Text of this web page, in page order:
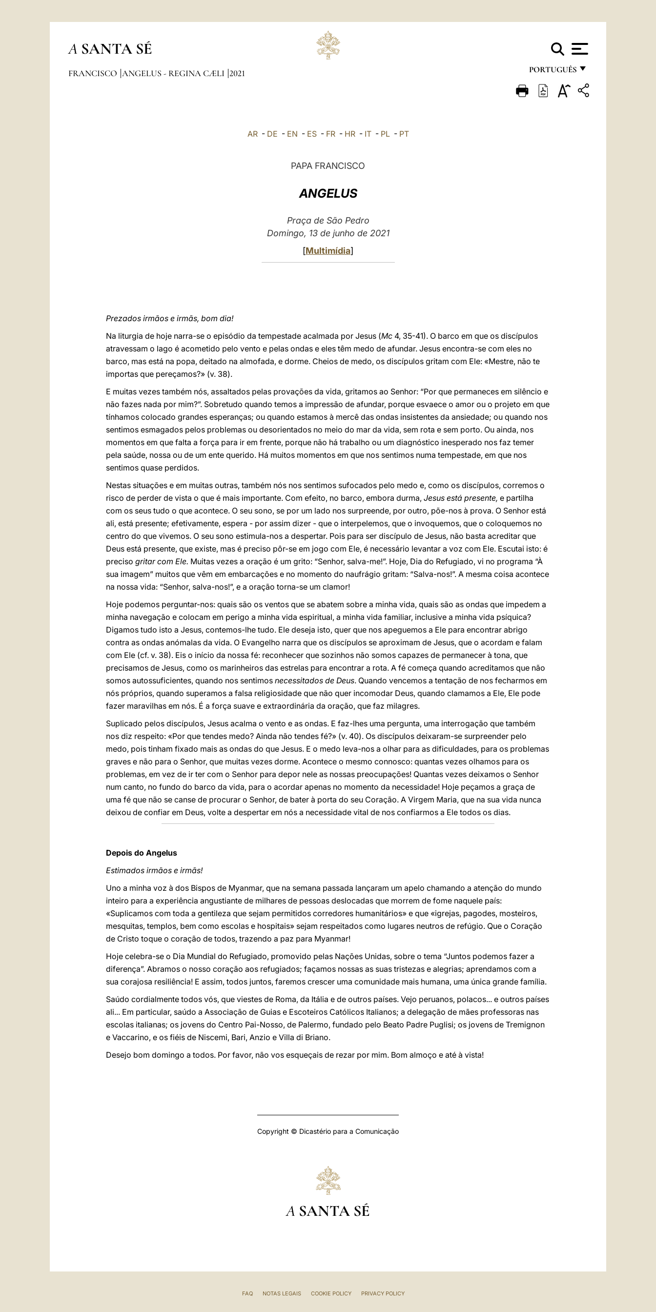
A SANTA SÉ
PORTUGUÊS
FRANÇAIS
FRANCISCO ANGELUS - REGINA CÆLI 2021
AR- DE - EN - ES- FR- HR- IT- PL- PT
PAPA FRANCISCO
ANGELUS
Praça de São Pedro
Domingo, 13 de junho de 2021
[Multimídia]
Prezados irmãos e irmãs, bom dia!
Na liturgia de hoje narra-se o episódio da tempestade acalmada por Jesus (Mc 4, 35-41). O barco em que os discípulos
atravessam o lago é acometido pelo vento e pelas ondas e eles têm medo de afundar. Jesus encontra-se com eles no
barco, mas está na popa, deitado na almofada, e dorme. Cheios de medo, os discípulos gritam com Ele: «Mestre, não te
importas que pereçamos?» (v. 38).
E muitas vezes também nós, assaltados pelas provações da vida, gritamos ao Senhor: “Por que permaneces em silêncio e
não fazes nada por mim?”. Sobretudo quando temos a impressão de afundar, porque esvaece o amor ou o projeto em que
tínhamos colocado grandes esperanças; ou quando estamos à mercê das ondas insistentes da ansiedade; ou quando nos
sentimos esmagados pelos problemas ou desorientados no meio do mar da vida, sem rota e sem porto. Ou ainda, nos
momentos em que falta a força para ir em frente, porque não há trabalho ou um diagnóstico inesperado nos faz temer
pela saúde, nossa ou de um ente querido. Há muitos momentos em que nos sentimos numa tempestade, em que nos
sentimos quase perdidos.
Nestas situações e em muitas outras, também nós nos sentimos sufocados pelo medo e, como os discípulos, corremos o
risco de perder de vista o que é mais importante. Com efeito, no barco, embora durma, Jesus está presente, e partilha
com os seus tudo o que acontece. O seu sono, se por um lado nos surpreende, por outro, põe-nos à prova. O Senhor está
ali, está presente; efetivamente, espera - por assim dizer - que o interpelemos, que o invoquemos, que o coloquemos no
centro do que vivemos. O seu sono estimula-nos a despertar. Pois para ser discípulo de Jesus, não basta acreditar que
Deus está presente, que existe, mas é preciso pôr-se em jogo com Ele, é necessário levantar a voz com Ele. Escutai isto: é
preciso gritar com Ele. Muitas vezes a oração é um grito: “Senhor, salva-me!”. Hoje, Dia do Refugiado, vi no programa “À
sua imagem” muitos que vêm em embarcações e no momento do naufrágio gritam: “Salva-nos!”. A mesma coisa acontece
na nossa vida: “Senhor, salva-nos!”, e a oração torna-se um clamor!
Hoje podemos perguntar-nos: quais são os ventos que se abatem sobre a minha vida, quais são as ondas que impedem a
minha navegação e colocam em perigo a minha vida espiritual, a minha vida familiar, inclusive a minha vida psíquica?
Digamos tudo isto a Jesus, contemos-lhe tudo. Ele deseja isto, quer que nos apeguemos a Ele para encontrar abrigo
contra as ondas anómalas da vida. O Evangelho narra que os discípulos se aproximam de Jesus, que o acordam e falam
com Ele (cf. v. 38). Eis o início da nossa fé: reconhecer que sozinhos não somos capazes de permanecer à tona, que
precisamos de Jesus, como os marinheiros das estrelas para encontrar a rota. A fé começa quando acreditamos que não
somos autossuficientes, quando nos sentimos necessitados de Deus. Quando vencemos a tentação de nos fecharmos em
nós próprios, quando superamos a falsa religiosidade que não quer incomodar Deus, quando clamamos a Ele, Ele pode
fazer maravilhas em nós. É a força suave e extraordinária da oração, que faz milagres.
Suplicado pelos discípulos, Jesus acalma o vento e as ondas. E faz-lhes uma pergunta, uma interrogação que também
nos diz respeito: «Por que tendes medo? Ainda não tendes fé?» (v. 40). Os discípulos deixaram-se surpreender pelo
medo, pois tinham fixado mais as ondas do que Jesus. E o medo leva-nos a olhar para as dificuldades, para os problemas
graves e não para o Senhor, que muitas vezes dorme. Acontece o mesmo connosco: quantas vezes olhamos para os
problemas, em vez de ir ter com o Senhor para depor nele as nossas preocupações! Quantas vezes deixamos o Senhor
num canto, no fundo do barco da vida, para o acordar apenas no momento da necessidade! Hoje peçamos a graça de
uma fé que não se canse de procurar o Senhor, de bater à porta do seu Coração. A Virgem Maria, que na sua vida nunca
deixou de confiar em Deus, volte a despertar em nós a necessidade vital de nos confiarmos a Ele todos os dias.
Depois do Angelus
Estimados irmãos e irmãs!
Uno a minha voz à dos Bispos de Myanmar, que na semana passada lançaram um apelo chamando a atenção do mundo
inteiro para a experiência angustiante de milhares de pessoas deslocadas que morrem de fome naquele país:
«Suplicamos com toda a gentileza que sejam permitidos corredores humanitários» e que «igrejas, pagodes, mosteiros,
mesquitas, templos, bem como escolas e hospitais» sejam respeitados como lugares neutros de refúgio. Que o Coração
de Cristo toque o coração de todos, trazendo a paz para Myanmar!
Hoje celebra-se o Dia Mundial do Refugiado, promovido pelas Nações Unidas, sobre o tema “Juntos podemos fazer a
diferença”. Abramos o nosso coração aos refugiados; façamos nossas as suas tristezas e alegrias; aprendamos com a
sua corajosa resiliência! E assim, todos juntos, faremos crescer uma comunidade mais humana, uma única grande família.
Saúdo cordialmente todos vós, que viestes de Roma, da Itália e de outros países. Vejo peruanos, polacos... e outros países
ali... Em particular, saúdo a Associação de Guias e Escoteiros Católicos Italianos; a delegação de mães professoras nas
escolas italianas; os jovens do Centro Pai-Nosso, de Palermo, fundado pelo Beato Padre Puglisi; os jovens de Tremignon
e Vaccarino, e os fiéis de Niscemi, Bari, Anzio e Villa di Briano.
Desejo bom domingo a todos. Por favor, não vos esqueçais de rezar por mim. Bom almoço e até à vista!
Copyright © Dicastério para a Comunicação
A SANTA SÉ
FAQ NOTAS LEGAIS COOKIE POLICY PRIVACY POLICY